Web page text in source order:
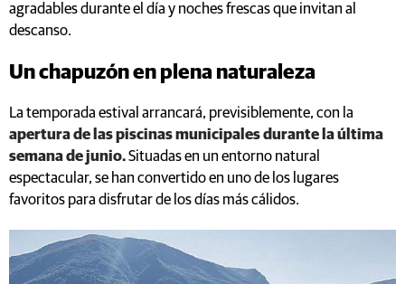
agradables durante el día y noches frescas que invitan al
descanso.
Un chapuzón en plena naturaleza
La temporada estival arrancará, previsiblemente, con la
apertura de las piscinas municipales durante la última
semana de junio.Situadas en un entorno natural
espectacular, se han convertido en uno de los lugares
favoritos para disfrutar de los días más cálidos.